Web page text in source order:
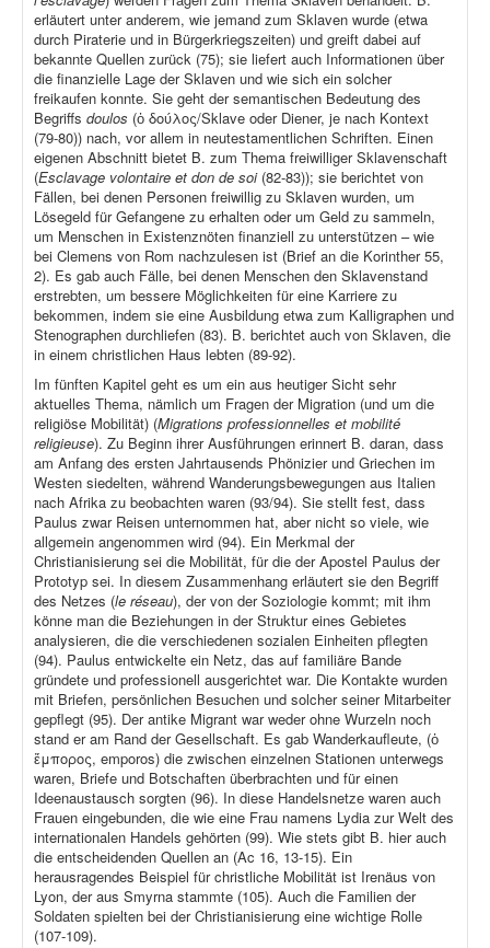
erläutert unter anderem, wie jemand zum Sklaven wurde (etwa
durch Piraterie und in Bürgerkriegszeiten) und greift dabei auf
bekannte Quellen zurück (75); sie liefert auch Informationen über
die finanzielle Lage der Sklaven und wie sich ein solcher
freikaufen konnte. Sie geht der semantischen Bedeutung des
Begriffs doulos (ὁ δούλος/Sklave oder Diener, je nach Kontext
(79-80)) nach, vor allem in neutestamentlichen Schriften. Einen
eigenen Abschnitt bietet B. zum Thema freiwilliger Sklavenschaft
(Esclavage volontaire et don de soi(82-83)); sie berichtet von
Fällen, bei denen Personen freiwillig zu Sklaven wurden, um
Lösegeld für Gefangene zu erhalten oder um Geld zu sammeln,
um Menschen in Existenznöten finanziell zu unterstützen – wie
bei Clemens von Rom nachzulesen ist (Brief an die Korinther 55,
2). Es gab auch Fälle, bei denen Menschen den Sklavenstand
erstrebten, um bessere Möglichkeiten für eine Karriere zu
bekommen, indem sie eine Ausbildung etwa zum Kalligraphen und
Stenographen durchliefen (83). B. berichtet auch von Sklaven, die
in einem christlichen Haus lebten (89-92).
Im fünften Kapitel geht es um ein aus heutiger Sicht sehr
aktuelles Thema, nämlich um Fragen der Migration (und um die
religiöse Mobilität) (Migrations professionnelles et mobilité
religieuse). Zu Beginn ihrer Ausführungen erinnert B. daran, dass
am Anfang des ersten Jahrtausends Phönizier und Griechen im
Westen siedelten, während Wanderungsbewegungen aus Italien
nach Afrika zu beobachten waren (93/94). Sie stellt fest, dass
Paulus zwar Reisen unternommen hat, aber nicht so viele, wie
allgemein angenommen wird (94). Ein Merkmal der
Christianisierung sei die Mobilität, für die der Apostel Paulus der
Prototyp sei. In diesem Zusammenhang erläutert sie den Begriff
des Netzes (le réseau), der von der Soziologie kommt; mit ihm
könne man die Beziehungen in der Struktur eines Gebietes
analysieren, die die verschiedenen sozialen Einheiten pflegten
(94). Paulus entwickelte ein Netz, das auf familiäre Bande
gründete und professionell ausgerichtet war. Die Kontakte wurden
mit Briefen, persönlichen Besuchen und solcher seiner Mitarbeiter
gepflegt (95). Der antike Migrant war weder ohne Wurzeln noch
stand er am Rand der Gesellschaft. Es gab Wanderkaufleute, (ὁ
ἔμπορος, emporos) die zwischen einzelnen Stationen unterwegs
waren, Briefe und Botschaften überbrachten und für einen
Ideenaustausch sorgten (96). In diese Handelsnetze waren auch
Frauen eingebunden, die wie eine Frau namens Lydia zur Welt des
internationalen Handels gehörten (99). Wie stets gibt B. hier auch
die entscheidenden Quellen an (Ac 16, 13-15). Ein
herausragendes Beispiel für christliche Mobilität ist Irenäus von
Lyon, der aus Smyrna stammte (105). Auch die Familien der
Soldaten spielten bei der Christianisierung eine wichtige Rolle
(107-109).